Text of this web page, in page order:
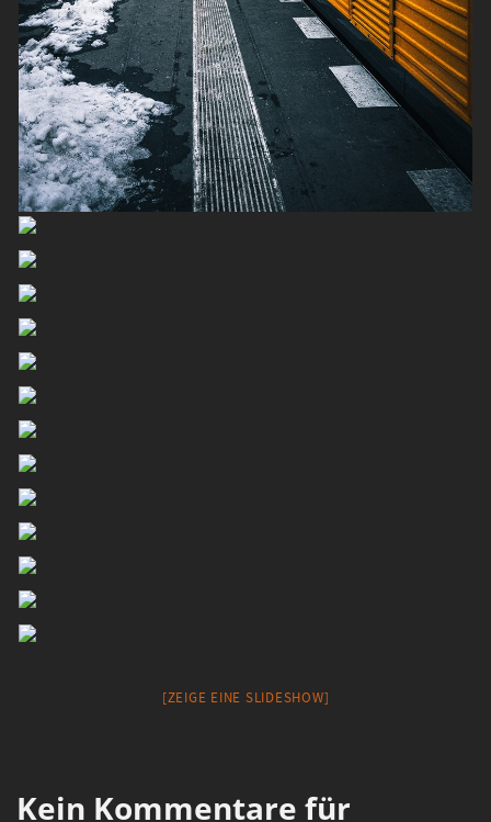
[ZEIGE EINE SLIDESHOW]
Kein Kommentare für